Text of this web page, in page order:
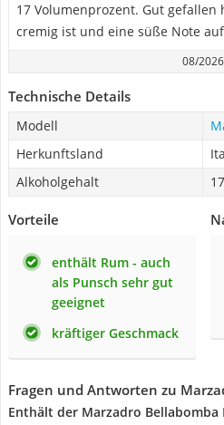
17 Volumenprozent. Gut
cremig ist und eine süße Note
08/2026
Technische Details
Modell
Herkunftsland
Alkoholgehalt
Vorteile
enthält Rum - auch
als Punsch sehr gut
geeignet
kräftiger Geschmack
Fragen und Antworten zu
Enthält der Marzadro